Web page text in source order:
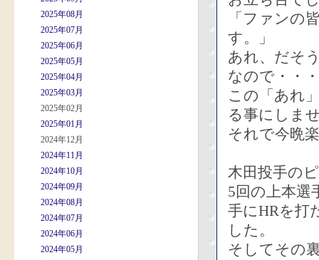
2025年08月
2025年07月
2025年06月
2025年05月
2025年04月
2025年03月
2025年02月
2025年01月
2024年12月
2024年11月
2024年10月
2024年09月
2024年08月
2024年07月
2024年06月
2024年05月
「ファンの
す。」
あれ、だそ
なので・・
この「あれ
る事にしま
それで今晩
木田投手の
5回の上本選
手にHRを打
した。
そしてその